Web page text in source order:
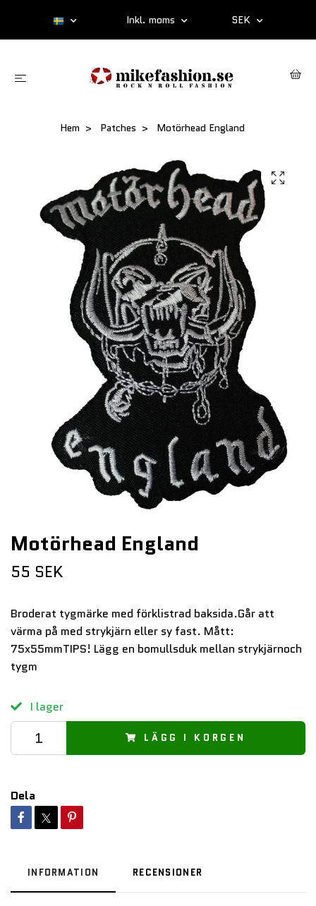
Inkl. moms SEK
Hem Patches Motörhead England
Motörhead England
55 SEK
Broderat tygmärke med förklistrad baksida.Går att
värma på med strykjärn eller sy fast. Mått:
75x55mmTIPS! Lägg en bomullsduk mellan strykjärnoch
tygm
I lager
LÄGG I KORGEN
Dela
INFORMATION RECENSIONER